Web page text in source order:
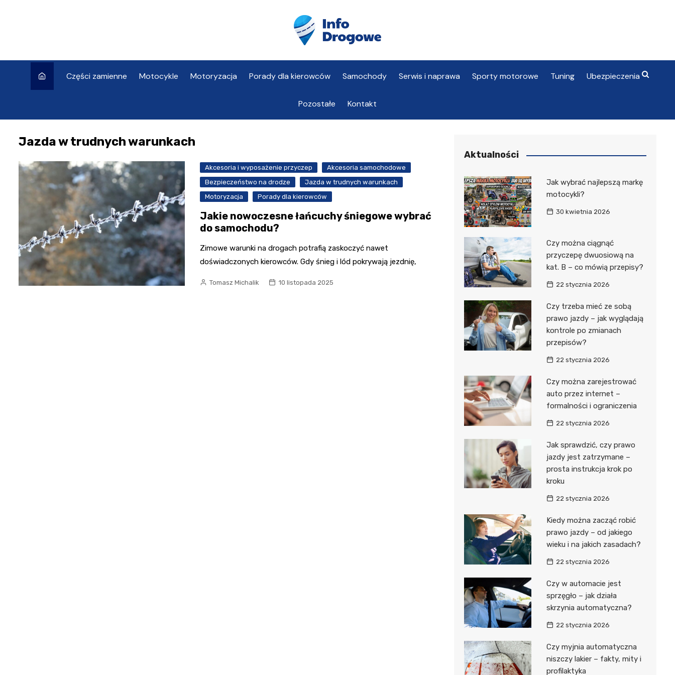
Części zamienne Motocykle Motoryzacja Porady dla kierowców Samochody Serwis i naprawa Sporty motorowe Tuning Ubezpieczenia
Pozostałe Kontakt
Jazda w trudnych warunkach
Akcesoria i wyposażenie przyczep
Akcesoria samochodowe
Bezpieczeństwo na drodze
Jazda w trudnych warunkach
Motoryzacja
Porady dla kierowców
Jakie nowoczesne łańcuchy śniegowe wybrać
do samochodu?
Zimowe warunki na drogach potrafią zaskoczyć nawet
doświadczonych kierowców. Gdy śnieg i lód pokrywają jezdnię,
Tomasz Michalik 10 listopada 2025
Aktualności
Jak wybrać najlepszą markę
motocykli?
30 kwietnia 2026
Czy można ciągnąć
przyczepę dwuosiową na
kat. B – co mówią przepisy?
22 stycznia 2026
Czy trzeba mieć ze sobą
prawo jazdy – jak wyglądają
kontrole po zmianach
przepisów?
22 stycznia 2026
Czy można zarejestrować
auto przez internet –
formalności i ograniczenia
22 stycznia 2026
Jak sprawdzić, czy prawo
jazdy jest zatrzymane –
prosta instrukcja krok po
kroku
22 stycznia 2026
Kiedy można zacząć robić
prawo jazdy – od jakiego
wieku i na jakich zasadach?
22 stycznia 2026
Czy w automacie jest
sprzęgło – jak działa
skrzynia automatyczna?
22 stycznia 2026
Czy myjnia automatyczna
niszczy lakier – fakty, mity i
profilaktyka